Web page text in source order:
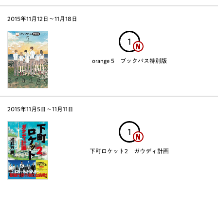
2015年11月12日〜11月18日
1
orange 5 ブックパス特別版
2015年11月5日〜11月11日
1
下町ロケット2 ガウディ計画